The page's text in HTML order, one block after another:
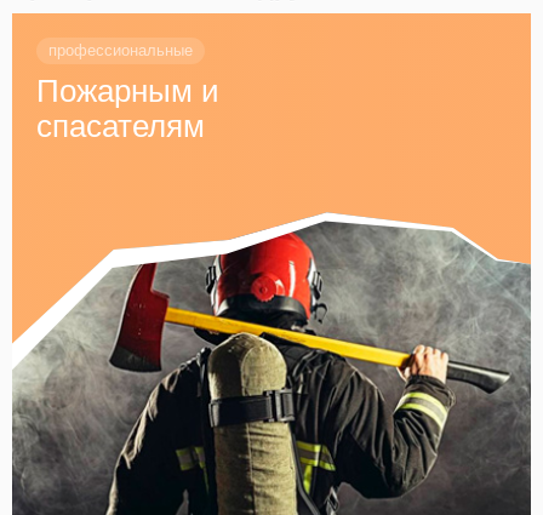
профессиональные
Пожарным и
спасателям